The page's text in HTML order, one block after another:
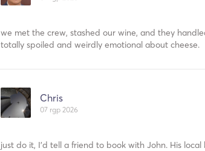
we met the crew, stashed our wine, and they
totally spoiled and weirdly emotional about cheese.
Chris
07 rgp 2026
just do it, I’d tell a friend to book with John. His